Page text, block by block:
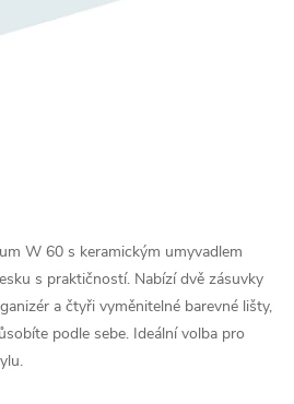
W 60 s keramickým umyvadlem
s praktičností. Nabízí dvě zásuvky
a čtyři vyměnitelné barevné lišty,
podle sebe. Ideální volba pro